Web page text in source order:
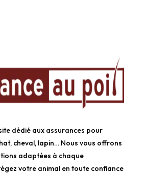
dédié aux assurances pour
cheval, lapin… Nous vous offrons
adaptées à chaque
votre animal en toute confiance